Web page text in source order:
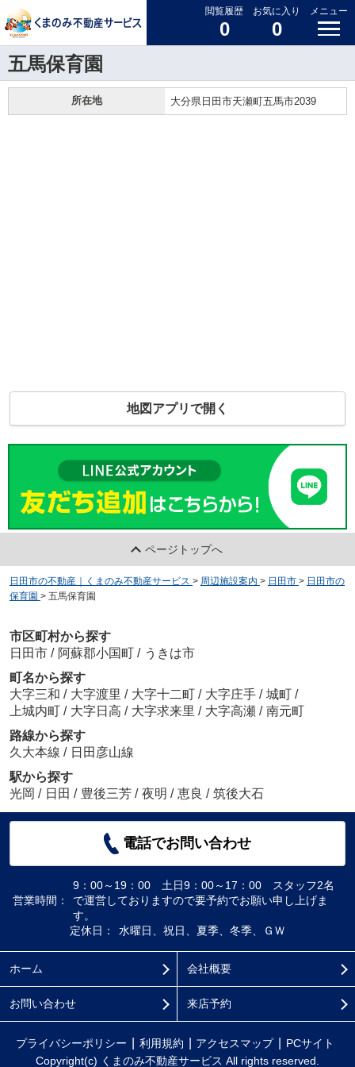
閲覧履歴
0
お気に入り
0
メニュー
五馬保育園
所在地 大分県日田市天瀬町五馬市2039
地図アプリで開く
ページトップへ
日田市の不動産｜くまのみ不動産サービス > 周辺施設案内 > 日田市 > 日田市の
保育園 > 五馬保育園
市区町村から探す
日田市 / 阿蘇郡小国町 / うきは市
町名から探す
大字三和 / 大字渡里 / 大字十二町 / 大字庄手 / 城町 /
上城内町 / 大字日高 / 大字求来里 / 大字高瀬 / 南元町
路線から探す
久大本線 / 日田彦山線
駅から探す
光岡 / 日田 / 豊後三芳 / 夜明 / 恵良 / 筑後大石
電話でお問い合わせ
営業時間：
9：00～19：00 土日9：00～17：00 スタッフ2名
で運営しておりますので要予約でお願い申し上げま
す。
定休日：
水曜日、祝日、夏季、冬季、ＧＷ
ホーム 会社概要
お問い合わせ 来店予約
プライバシーポリシー 利用規約 アクセスマップ
PCサイト
Copyright(c) くまのみ不動産サービス All rights reserved.